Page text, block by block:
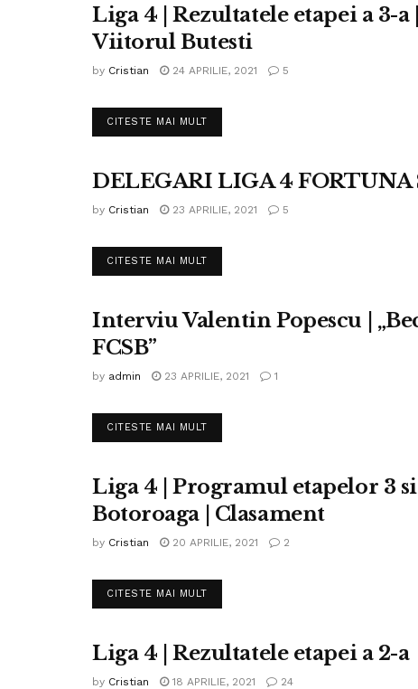
FOTBAL LIGA IV
Liga 4 | Rezultatele etapei a 3-
Viitorul Butesti
by Cristian 24 APRILIE, 2021 5
CITESTE MAI MULTDETAILS
FOTBAL LIGA IV
DELEGARI LIGA 4 FORTUNA
by Cristian 23 APRILIE, 2021 5
CITESTE MAI MULTDETAILS
FOTBAL LIGA IV
Interviu Valentin Popescu |
FCSB”
by admin 23 APRILIE, 2021 1
CITESTE MAI MULTDETAILS
FOTBAL LIGA IV
Liga 4 | Programul etapelor 3
Botoroaga | Clasament
by Cristian 20 APRILIE, 2021 2
CITESTE MAI MULTDETAILS
FOTBAL LIGA IV
Liga 4 | Rezultatele etapei a 2-a
by Cristian 18 APRILIE, 2021 24